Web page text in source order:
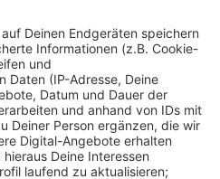
aber von vereinzelten
Belästigungen.
wurde am Abend